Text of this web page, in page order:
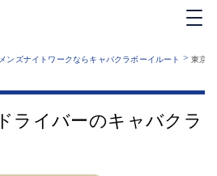
業種から探す
運営者情報
サイトマップ
ンズナイトワークならキャバクラボーイルート > 東京
ライバーのキャバクラ
池袋